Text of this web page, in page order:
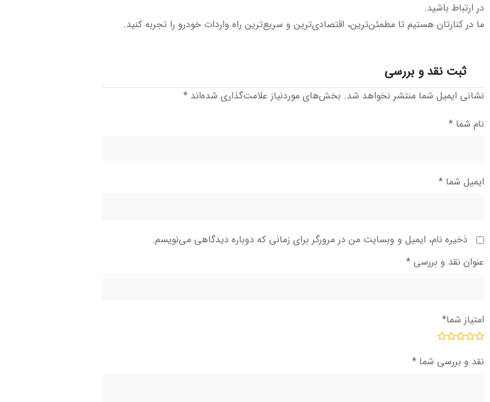
در ارتباط باشید.
ما در کنارتان هستیم تا مطمئن‌ترین، اقتصادی‌ترین و سریع‌ترین راه واردات خودرو را تجربه کنید.
ثبت نقد و بررسی
نشانی ایمیل شما منتشر نخواهد شد. بخش‌های موردنیاز علامت‌گذاری شده‌اند *
نام شما *
ایمیل شما *
ذخیره نام، ایمیل و وبسایت من در مرورگر برای زمانی که دوباره دیدگاهی می‌نویسم.
عنوان نقد و بررسی *
امتیاز شما*
نقد و بررسی شما *